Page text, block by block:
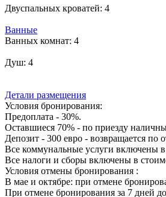
Двуспальных кроватей: 4
Ванные
Ванных комнат: 4
Душ: 4
Детали размещения
Условия бронирования:
Предоплата - 30%.
Оставшиеся 70% - по приезду
Депозит - 300 евро - возвращается по
Все коммунальные услуги включены в
Все налоги и сборы включены в
Условия отмены бронирования :
В мае и октябре: при отмене
При отмене бронирования за 7 дней